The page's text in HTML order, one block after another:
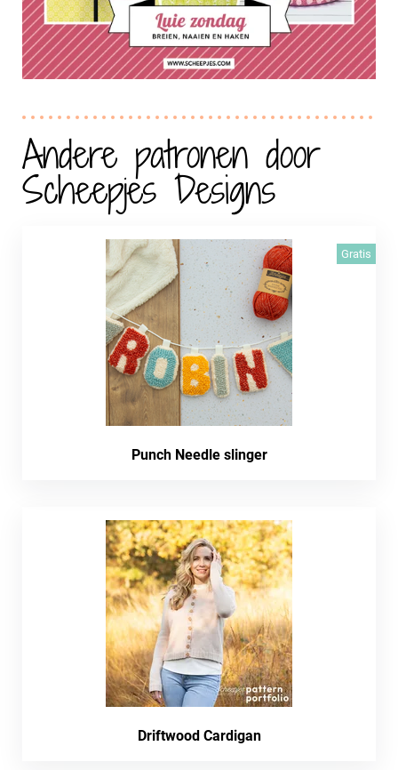
Andere patronen door
Scheepjes Designs
Gratis
Punch Needle slinger
Driftwood Cardigan